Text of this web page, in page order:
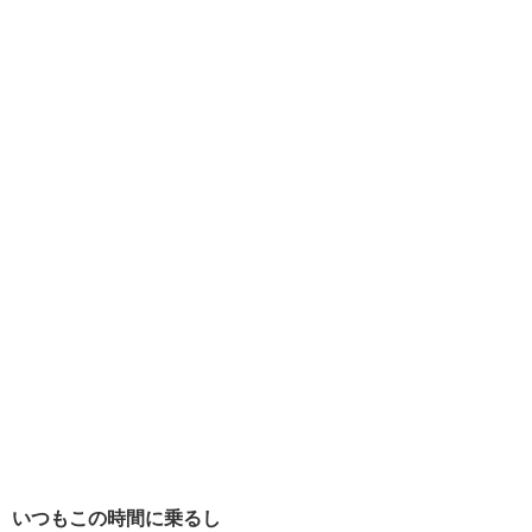
いつもこの時間に乗るし